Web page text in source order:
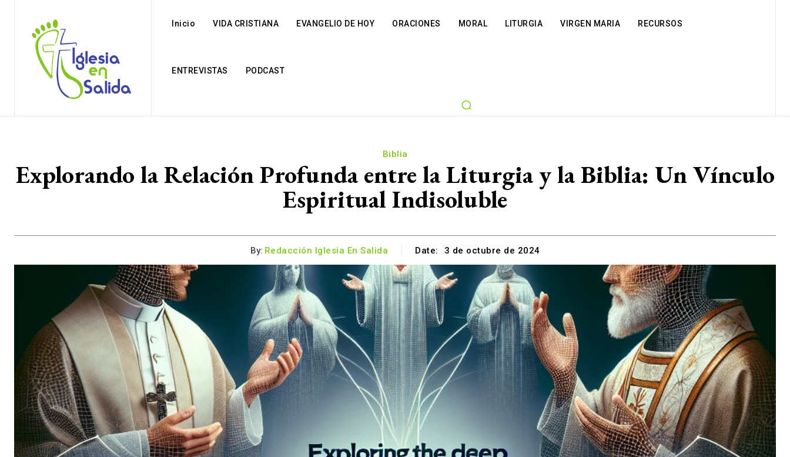
Inicio VIDA CRISTIANA EVANGELIO DE HOY ORACIONES MORAL LITURGIA VIRGEN MARIA RECURSOS
ENTREVISTAS PODCAST
Biblia
Explorando la Relación Profunda entre la Liturgia y la Biblia: Un Vínculo
Espiritual Indisoluble
By: Redacción Iglesia En Salida Date: 3 de octubre de 2024